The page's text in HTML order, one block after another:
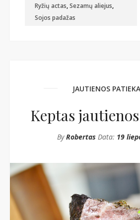
Ryžių actas,Sezamų aliejus,
Sojos padažas
JAUTIENOS
Keptas
ByRobertas Data: 19